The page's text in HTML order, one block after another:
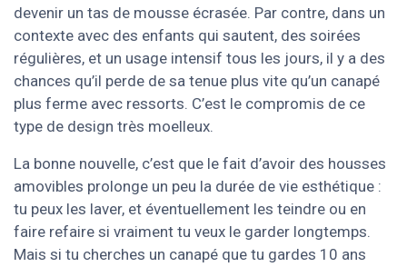
devenir un tas de mousse écrasée. Par contre, dans un
contexte avec des enfants qui sautent, des soirées
régulières, et un usage intensif tous les jours, il y a des
chances qu’il perde de sa tenue plus vite qu’un canapé
plus ferme avec ressorts. C’est le compromis de ce
type de design très moelleux.
La bonne nouvelle, c’est que le fait d’avoir des housses
amovibles prolonge un peu la durée de vie esthétique :
tu peux les laver, et éventuellement les teindre ou en
faire refaire si vraiment tu veux le garder longtemps.
Mais si tu cherches un canapé que tu gardes 10 ans